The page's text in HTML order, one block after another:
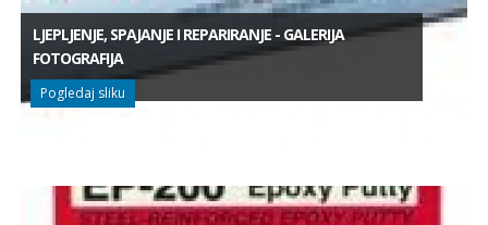
LJEPLJENJE, SPAJANJE I REPARIRANJE - GALERIJA
FOTOGRAFIJA
Pogledaj sliku